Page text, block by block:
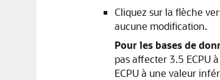
Cliquez sur la flèche
aucune modification.
Pour les bases de
pas affecter 3.5 ECPU
ECPU à une valeur